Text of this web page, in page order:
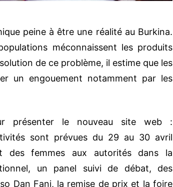
peine à être une réalité au Burkina.
méconnaissent les produits
de ce problème, il estime que les
un engouement notamment par les
présenter le nouveau site web :
sont prévues du 29 au 30 avril
des femmes aux autorités dans la
un panel suivi de débat, des
Dan Fani, la remise de prix et la foire